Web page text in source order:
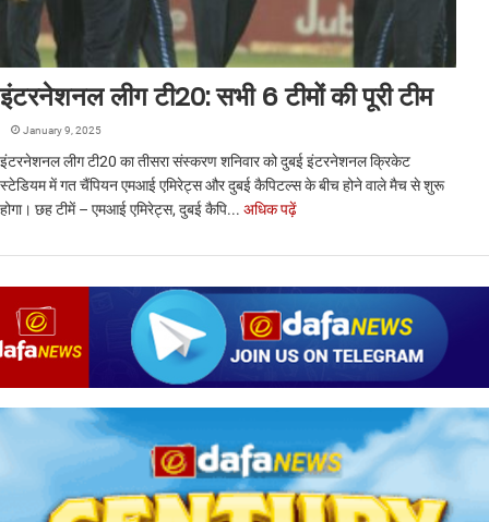
इंटरनेशनल लीग टी20: सभी 6 टीमों की पूरी टीम
January 9, 2025
इंटरनेशनल लीग टी20 का तीसरा संस्करण शनिवार को दुबई इंटरनेशनल क्रिकेट
स्टेडियम में गत चैंपियन एमआई एमिरेट्स और दुबई कैपिटल्स के बीच होने वाले मैच से शुरू
होगा। छह टीमें – एमआई एमिरेट्स, दुबई कैपि... अधिक पढ़ें